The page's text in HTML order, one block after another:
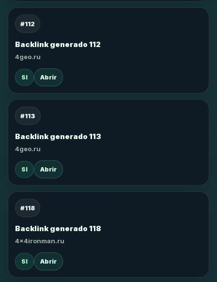
#112
Backlink generado 112
4geo.ru
SI Abrir
#113
Backlink generado 113
4geo.ru
SI Abrir
#118
Backlink generado 118
4x4ironman.ru
SI Abrir